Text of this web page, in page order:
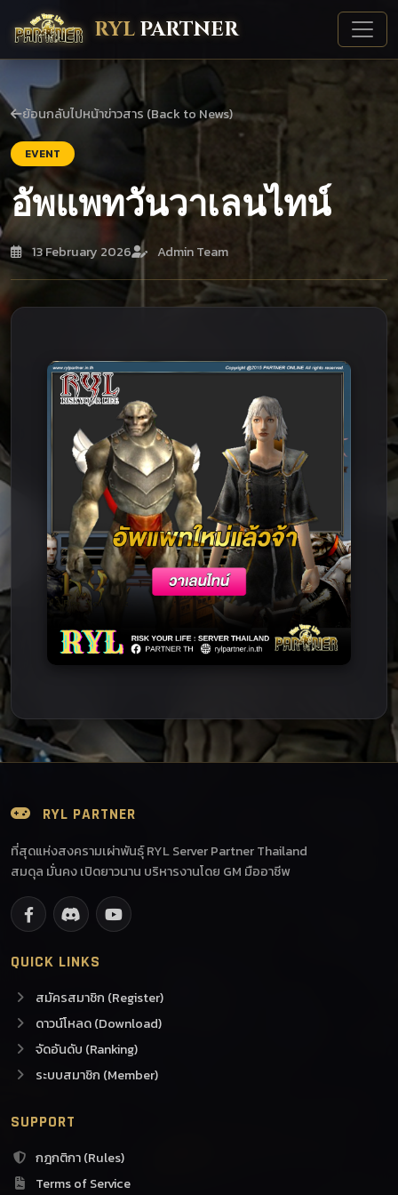
RYL PARTNER
ย้อนกลับไปหน้าข่าวสาร (Back to News)
EVENT
อัพแพทวันวาเลนไทน์
13 February 2026 Admin Team
RYL PARTNER
ที่สุดแห่งสงครามเผ่าพันธุ์ RYL Server Partner Thailand
สมดุล มั่นคง เปิดยาวนาน บริหารงานโดย GM มืออาชีพ
QUICK LINKS
สมัครสมาชิก (Register)
ดาวน์โหลด (Download)
จัดอันดับ (Ranking)
ระบบสมาชิก (Member)
SUPPORT
กฎกติกา (Rules)
Terms of Service